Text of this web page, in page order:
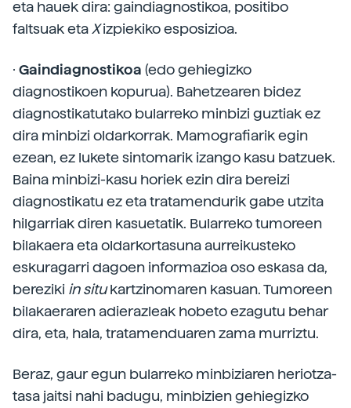
eta hauek dira: gaindiagnostikoa, positibo
faltsuak eta Xizpiekiko esposizioa.
· Gaindiagnostikoa (edo gehiegizko
diagnostikoen kopurua). Bahetzearen bidez
diagnostikatutako bularreko minbizi guztiak ez
dira minbizi oldarkorrak. Mamografiarik egin
ezean, ez lukete sintomarik izango kasu batzuek.
Baina minbizi-kasu horiek ezin dira bereizi
diagnostikatu ez eta tratamendurik gabe utzita
hilgarriak diren kasuetatik. Bularreko tumoreen
bilakaera eta oldarkortasuna aurreikusteko
eskuragarri dagoen informazioa oso eskasa da,
bereziki in situkartzinomaren kasuan. Tumoreen
bilakaeraren adierazleak hobeto ezagutu behar
dira, eta, hala, tratamenduaren zama murriztu.
Beraz, gaur egun bularreko minbiziaren heriotza-
tasa jaitsi nahi badugu, minbizien gehiegizko